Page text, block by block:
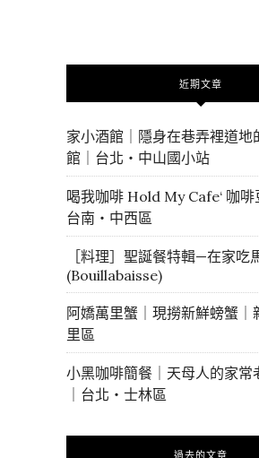
近期文章
家小酒館｜隱身在巷弄裡道地
館｜台北・中山國小站
喝我咖啡 Hold My Cafe‘ 咖啡
台南・中西區
［料理］聖誕餐特輯—在家吃
(Bouillabaisse)
阿嬌萬里蟹｜現撈新鮮螃蟹｜
里區
小黑咖啡簡餐｜天母人的家常
｜台北・士林區
過去的文章